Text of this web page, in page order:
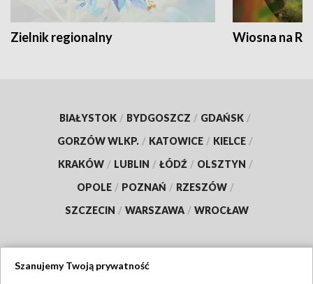
Zielnik regionalny Wiosna na
BIAŁYSTOK / BYDGOSZCZ / GDAŃSK /
GORZÓW WLKP. / KATOWICE / KIELCE /
KRAKÓW / LUBLIN / ŁÓDŹ / OLSZTYN /
OPOLE / POZNAŃ / RZESZÓW /
SZCZECIN / WARSZAWA / WROCŁAW
Szanujemy Twoją prywatność